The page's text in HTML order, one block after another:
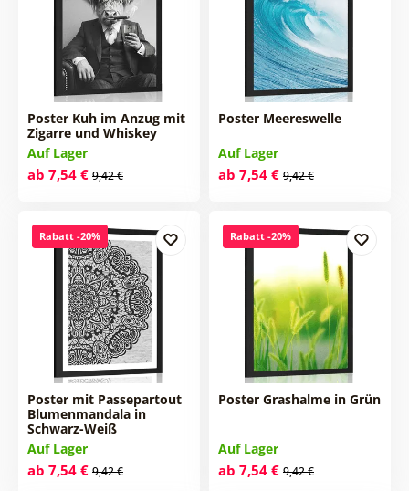
Poster Kuh im Anzug mit
Zigarre und Whiskey
Auf Lager
ab 7,54 € 9,42 €
Poster Meereswelle
Auf Lager
ab 7,54 € 9,42 €
Rabatt -20%
Poster mit Passepartout
Blumenmandala in
Schwarz-Weiß
Auf Lager
ab 7,54 € 9,42 €
Rabatt -20%
Poster Grashalme in Grün
Auf Lager
ab 7,54 € 9,42 €